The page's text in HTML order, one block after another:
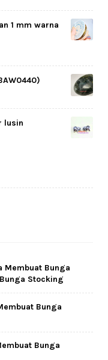
1 mm warna
lusin
Membuat Bunga
Stocking
Bunga
Bunga